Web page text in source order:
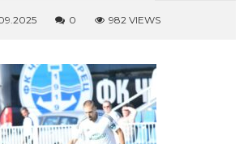
0 982 VIEWS